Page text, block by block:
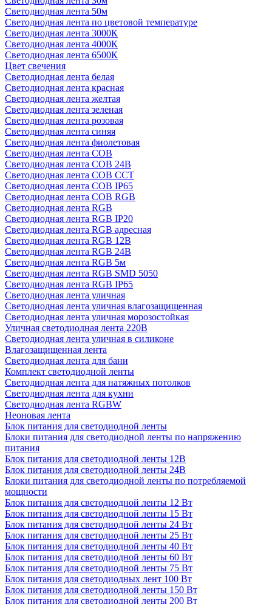
Светодиодная лента 50м
Светодиодная лента по цветовой температуре
Светодиодная лента 3000К
Светодиодная лента 4000К
Светодиодная лента 6500К
Цвет свечения
Светодиодная лента белая
Светодиодная лента красная
Светодиодная лента желтая
Светодиодная лента зеленая
Светодиодная лента розовая
Светодиодная лента синяя
Светодиодная лента фиолетовая
Светодиодная лента COB
Светодиодная лента COB 24В
Светодиодная лента COB CCT
Светодиодная лента COB IP65
Светодиодная лента COB RGB
Светодиодная лента RGB
Светодиодная лента RGB IP20
Светодиодная лента RGB адресная
Светодиодная лента RGB 12В
Светодиодная лента RGB 24В
Светодиодная лента RGB 5м
Светодиодная лента RGB SMD 5050
Светодиодная лента RGB IP65
Светодиодная лента уличная
Светодиодная лента уличная влагозащищенная
Светодиодная лента уличная морозостойкая
Уличная светодиодная лента 220В
Светодиодная лента уличная в силиконе
Влагозащищенная лента
Светодиодная лента для бани
Комплект светодиодной ленты
Светодиодная лента для натяжных потолков
Светодиодная лента для кухни
Светодиодная лента RGBW
Неоновая лента
Блок питания для светодиодной ленты
Блоки питания для светодиодной ленты по напряжению
питания
Блок питания для светодиодной ленты 12В
Блок питания для светодиодной ленты 24В
Блоки питания для светодиодной ленты по потребляемой
мощности
Блок питания для светодиодной ленты 12 Вт
Блок питания для светодиодной ленты 15 Вт
Блок питания для светодиодной ленты 24 Вт
Блок питания для светодиодной ленты 25 Вт
Блок питания для светодиодной ленты 40 Вт
Блок питания для светодиодной ленты 60 Вт
Блок питания для светодиодной ленты 75 Вт
Блок питания для светодиодных лент 100 Вт
Блок питания для светодиодной ленты 150 Вт
Блок питания для светодиодной ленты 200 Вт